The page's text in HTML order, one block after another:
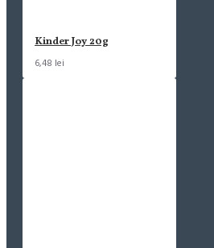
Kinder Joy 20g
6,48 lei